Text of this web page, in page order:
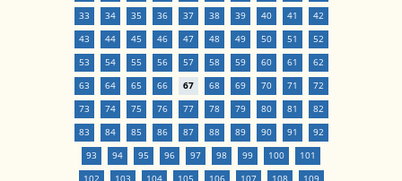
33
34 35 36 37 38 39 40 41
42
43
44 45 46 47 48 49 50 51
52
53
54 55 56 57 58 59 60 61
62
63
64 65 66 67 68 69 70 71
72
73
74 75 76 77 78 79 80 81
82
83
84 85 86 87 88 89 90 91
92
93
94 95 96 97 98 99 100
101